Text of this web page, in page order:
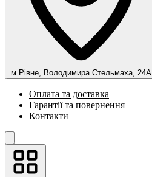
м.Рівне, Володимира Стельмаха, 24А
Оплата та доставка
Гарантії та повернення
Контакти